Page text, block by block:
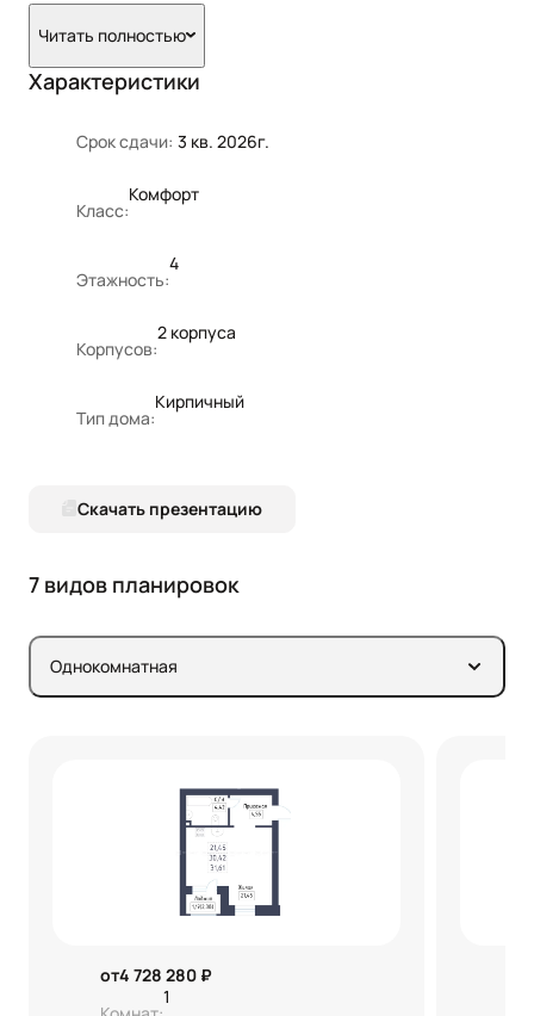
Читать полностью
Характеристики
Срок сдачи: 3 кв. 2026г.
Класс:
Комфорт
Этажность:
4
Корпусов:
2 корпуса
Тип дома:
Кирпичный
Скачать презентацию
7 видов планировок
Однокомнатная
от4 728 280 ₽
1